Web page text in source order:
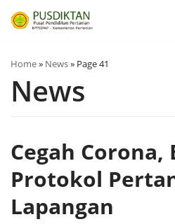
Skip
to
Home» News» Page 41
News
Cegah
Protokol
Lapangan